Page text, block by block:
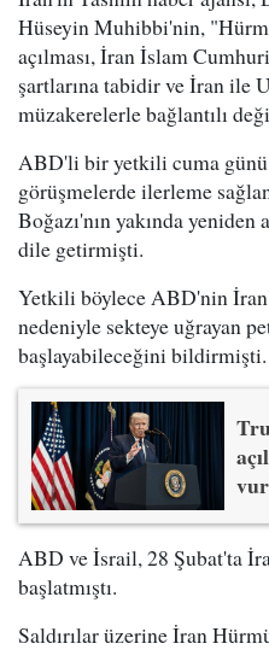
Hüseyin Muhibbi'nin,
açılması, İran İslam
şartlarına tabidir ve İran ile
müzakerelerle bağlantılı
ABD'li bir yetkili cuma
görüşmelerde ilerleme
Boğazı'nın yakında
dile getirmişti.
Yetkili böylece ABD'nin
nedeniyle sekteye uğrayan
başlayabileceğini bildirmişti.
ABD ve İsrail, 28 Şubat'ta
başlatmıştı.
Saldırılar üzerine İran